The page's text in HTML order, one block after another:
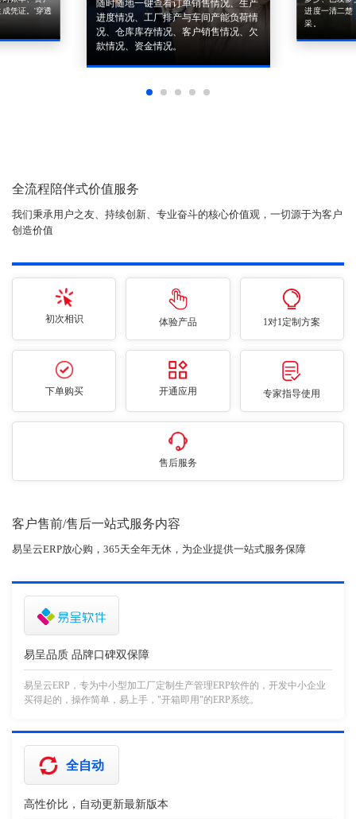
凭证。'穿透
随时随地一键查看订单销售情况、生产
进度情况、工厂排产与车间产能负荷情
况、仓库库存情况、客户销售情况、欠
款情况、资金情况。
进度一清二楚
采。
全流程陪伴式价值服务
我们秉承用户之友、持续创新、专业奋斗的核心价值观，一切源于为客户
创造价值
初次相识 体验产品 1对1定制方案
下单购买 开通应用 专家指导使用
售后服务
客户售前/售后一站式服务内容
易呈云ERP放心购，365天全年无休，为企业提供一站式服务保障
易呈品质 品牌口碑双保障
易呈云ERP，专为中小型加工厂定制生产管理ERP软件的，开发中小企业
买得起的，操作简单，易上手，"开箱即用"的ERP系统。
全自动
高性价比，自动更新最新版本